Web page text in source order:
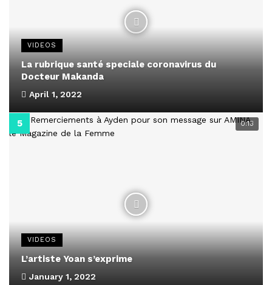
VIDEOS
La rubrique santé speciale coronavirus du
Docteur Makanda
April 1, 2022
0:13
VIDEOS
L’artiste Yoan s’exprime
January 1, 2022